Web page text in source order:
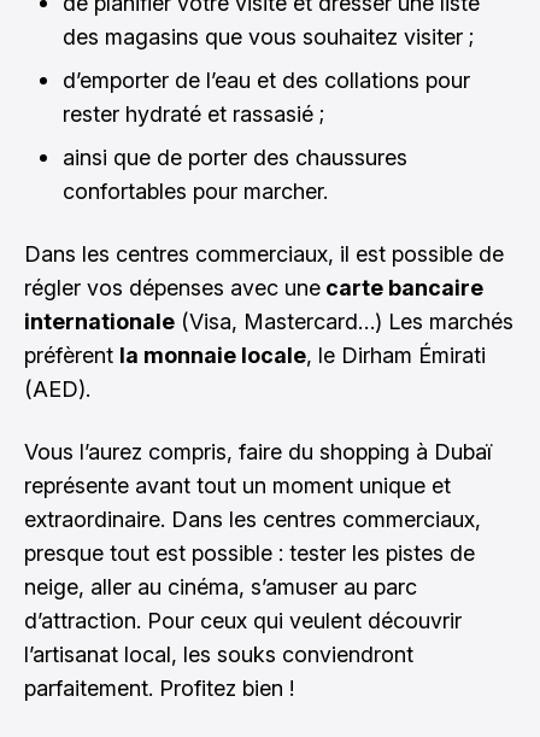
des magasins que vous souhaitez visiter ;
d’emporter de l’eau et des collations pour
rester hydraté et rassasié ;
ainsi que de porter des chaussures
confortables pour marcher.
Dans les centres commerciaux, il est possible de
régler vos dépenses avec une carte bancaire
internationale (Visa, Mastercard…) Les marchés
préfèrent la monnaie locale, le Dirham Émirati
(AED).
Vous l’aurez compris, faire du shopping à Dubaï
représente avant tout un moment unique et
extraordinaire. Dans les centres commerciaux,
presque tout est possible : tester les pistes de
neige, aller au cinéma, s’amuser au parc
d’attraction. Pour ceux qui veulent découvrir
l’artisanat local, les souks conviendront
parfaitement. Profitez bien !